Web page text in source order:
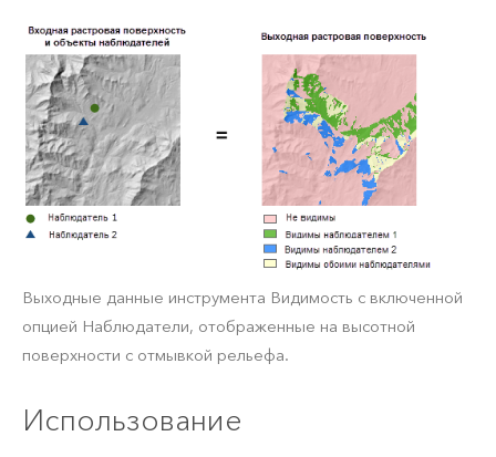
Выходные данные инструмента Видимость с включенной
опцией Наблюдатели, отображенные на высотной
поверхности с отмывкой рельефа.
Использование